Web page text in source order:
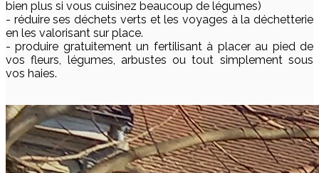
bien plus si vous cuisinez beaucoup de légumes)
- réduire ses déchets verts et les voyages à la déchetterie
en les valorisant sur place.
- produire gratuitement un fertilisant à placer au pied de
vos fleurs, légumes, arbustes ou tout simplement sous
vos haies.